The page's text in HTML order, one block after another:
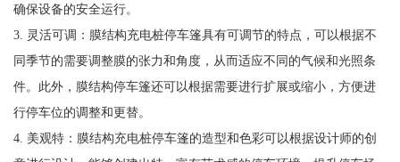
确保设备的安全运行。
3. 灵活可调：膜结构充电桩停车篷具有可调节的特点，可以根据不
同季节的需要调整膜的张力和角度，从而适应不同的气候和光照条
件。此外，膜结构停车篷还可以根据需要进行扩展或缩小，方便进
行停车位的调整和更替。
4. 美观特：膜结构充电桩停车篷的造型和色彩可以根据设计师的创